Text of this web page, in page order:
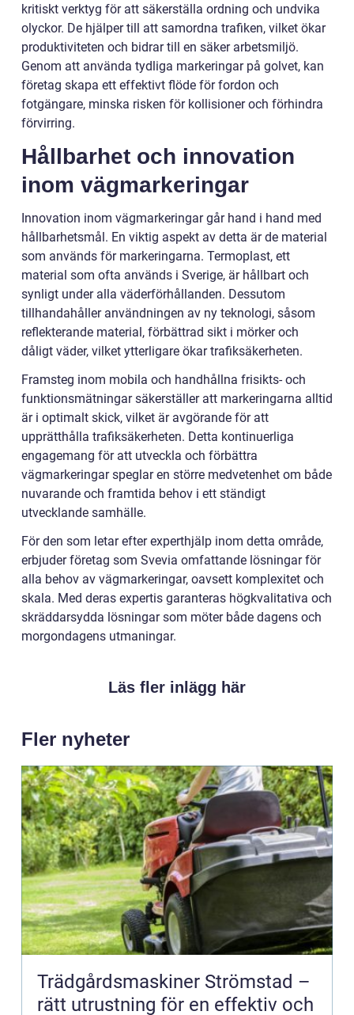
kritiskt verktyg för att säkerställa ordning och undvika
olyckor. De hjälper till att samordna trafiken, vilket ökar
produktiviteten och bidrar till en säker arbetsmiljö.
Genom att använda tydliga markeringar på golvet, kan
företag skapa ett effektivt flöde för fordon och
fotgängare, minska risken för kollisioner och förhindra
förvirring.
Hållbarhet och innovation
inom vägmarkeringar
Innovation inom vägmarkeringar går hand i hand med
hållbarhetsmål. En viktig aspekt av detta är de material
som används för markeringarna. Termoplast, ett
material som ofta används i Sverige, är hållbart och
synligt under alla väderförhållanden. Dessutom
tillhandahåller användningen av ny teknologi, såsom
reflekterande material, förbättrad sikt i mörker och
dåligt väder, vilket ytterligare ökar trafiksäkerheten.
Framsteg inom mobila och handhållna frisikts- och
funktionsmätningar säkerställer att markeringarna alltid
är i optimalt skick, vilket är avgörande för att
upprätthålla trafiksäkerheten. Detta kontinuerliga
engagemang för att utveckla och förbättra
vägmarkeringar speglar en större medvetenhet om både
nuvarande och framtida behov i ett ständigt
utvecklande samhälle.
För den som letar efter experthjälp inom detta område,
erbjuder företag som Svevia omfattande lösningar för
alla behov av vägmarkeringar, oavsett komplexitet och
skala. Med deras expertis garanteras högkvalitativa och
skräddarsydda lösningar som möter både dagens och
morgondagens utmaningar.
Läs fler inlägg här
Fler nyheter
Trädgårdsmaskiner Strömstad –
rätt utrustning för en effektiv och